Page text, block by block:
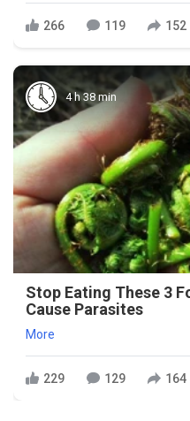
266 119 152
4 h 38 min
Stop Eating These 3
Cause Parasites
More
229 129 164